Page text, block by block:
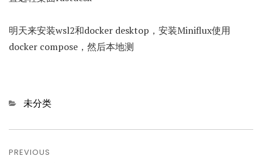
明天来安装wsl2和docker desktop，安装Miniflux使用
docker compose，然后本地测
Categories
未分类
章
PREVIOUS